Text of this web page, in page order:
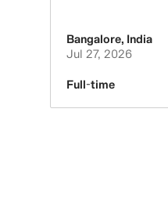
Bangalore, India
Jul 27, 2026
Full-time